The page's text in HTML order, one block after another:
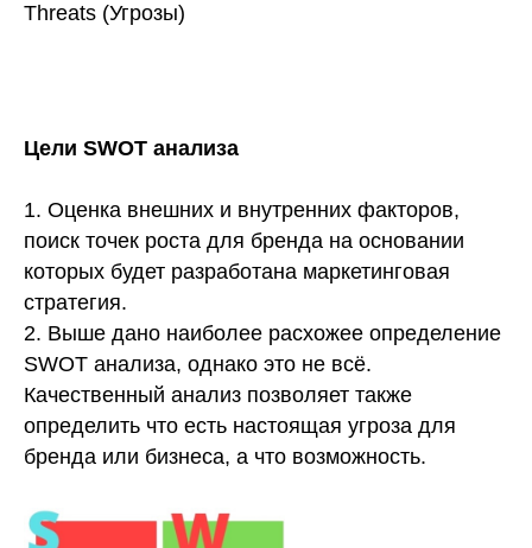
Threats (Угрозы)
Цели SWOT анализа
1. Оценка внешних и внутренних факторов,
поиск точек роста для бренда на основании
которых будет разработана маркетинговая
стратегия.
2. Выше дано наиболее расхожее определение
SWOT анализа, однако это не всё.
Качественный анализ позволяет также
определить что есть настоящая угроза для
бренда или бизнеса, а что возможность.